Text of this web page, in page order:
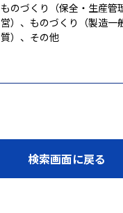
ものづくり（保全・生産管
営）、ものづくり（製造一
質）、その他
検索画面に戻る